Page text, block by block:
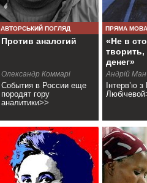
АВТОРСЬКИЙ ПОГЛЯД
Против аналогий
Олександр Коммарі
События в России еще
породят гору
аналитики>>
ПРЯМА МОВА
«Не в
творить,
денег»
Андрій
Інтерв’ю